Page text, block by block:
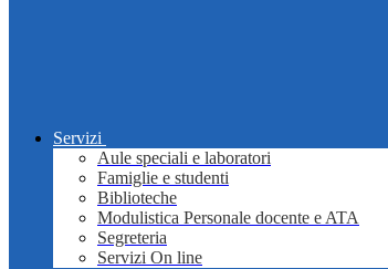
Servizi
Aule speciali e laboratori
Famiglie e studenti
Biblioteche
Modulistica Personale docente e ATA
Segreteria
Servizi On line